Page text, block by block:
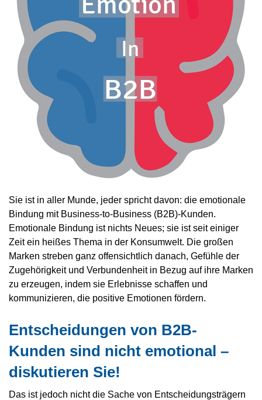
Sie ist in aller Munde, jeder spricht davon: die emotionale
Bindung mit Business-to-Business (B2B)-Kunden.
Emotionale Bindung ist nichts Neues; sie ist seit einiger
Zeit ein heißes Thema in der Konsumwelt. Die großen
Marken streben ganz offensichtlich danach, Gefühle der
Zugehörigkeit und Verbundenheit in Bezug auf ihre Marken
zu erzeugen, indem sie Erlebnisse schaffen und
kommunizieren, die positive Emotionen fördern.
Entscheidungen von B2B-
Kunden sind nicht emotional –
diskutieren Sie!
Das ist jedoch nicht die Sache von Entscheidungsträgern